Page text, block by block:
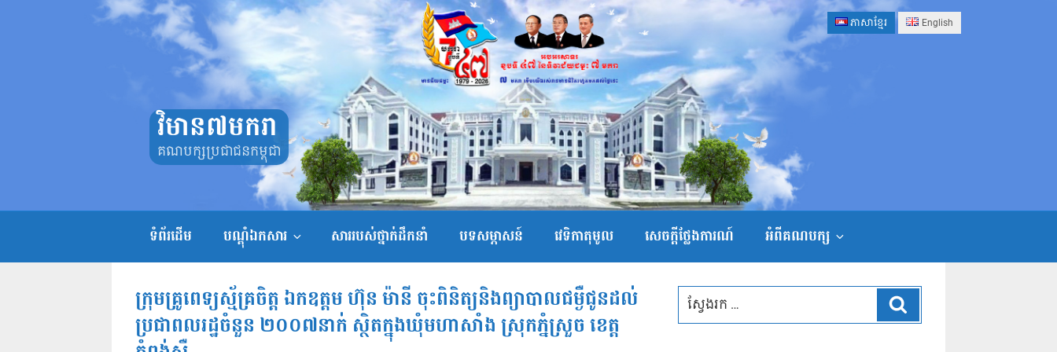
ភាសាខ្មែរ English
វិមាន៧មករា
គណបក្សប្រជាជនកម្ពុជា
ទំព័រដើម បណ្តុំឯកសារ សាររបស់ថ្នាក់ដឹកនាំ បទសម្ភាសន៍ វេទិកាតុមូល សេចក្ដីថ្លែងការណ៍ អំពីគណបក្ស
ក្រុមគ្រូពេទ្យស្ម័គ្រចិត្ត ឯកឧត្តម ហ៊ុន ម៉ានី ចុះពិនិត្យនិងព្យាបាលជម្ងឺជូនដល់
ប្រជាពលរដ្ឋចំនួន ២០០៧នាក់ ស្ថិតក្នុងឃុំមហាសាំង ស្រុកភ្នំស្រួច ខេត្ត